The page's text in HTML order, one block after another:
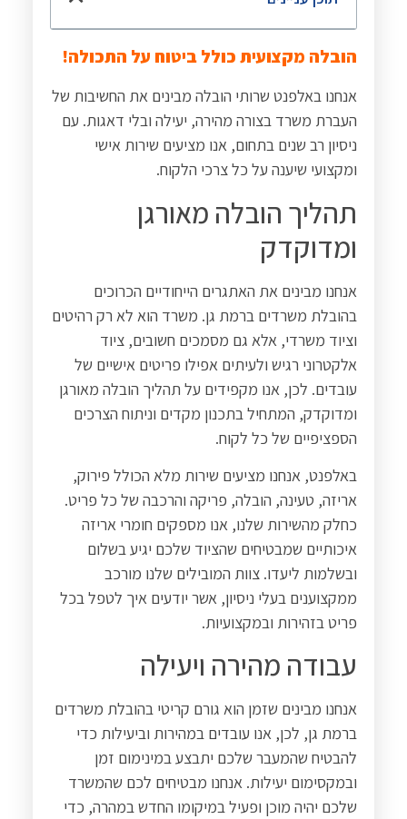
הובלה מקצועית כולל ביטוח על התכולה!
אנחנו באלפנט שרותי הובלה מבינים את החשיבות של
העברת משרד בצורה מהירה, יעילה ובלי דאגות. עם
ניסיון רב שנים בתחום, אנו מציעים שירות אישי
ומקצועי שיענה על כל צרכי הלקוח.
תהליך הובלה מאורגן
ומדוקדק
אנחנו מבינים את האתגרים הייחודיים הכרוכים
בהובלת משרדים ברמת גן. משרד הוא לא רק רהיטים
וציוד משרדי, אלא גם מסמכים חשובים, ציוד
אלקטרוני רגיש ולעיתים אפילו פריטים אישיים של
עובדים. לכן, אנו מקפידים על תהליך הובלה מאורגן
ומדוקדק, המתחיל בתכנון מקדים וניתוח הצרכים
הספציפיים של כל לקוח.
באלפנט, אנחנו מציעים שירות מלא הכולל פירוק,
אריזה, טעינה, הובלה, פריקה והרכבה של כל פריט.
כחלק מהשירות שלנו, אנו מספקים חומרי אריזה
איכותיים שמבטיחים שהציוד שלכם יגיע בשלום
ובשלמות ליעדו. צוות המובילים שלנו מורכב
ממקצוענים בעלי ניסיון, אשר יודעים איך לטפל בכל
פריט בזהירות ובמקצועיות.
עבודה מהירה ויעילה
אנחנו מבינים שזמן הוא גורם קריטי בהובלת משרדים
ברמת גן, לכן, אנו עובדים במהירות וביעילות כדי
להבטיח שהמעבר שלכם יתבצע במינימום זמן
ובמקסימום יעילות. אנחנו מבטיחים לכם שהמשרד
שלכם יהיה מוכן ופעיל במיקומו החדש במהרה, כדי